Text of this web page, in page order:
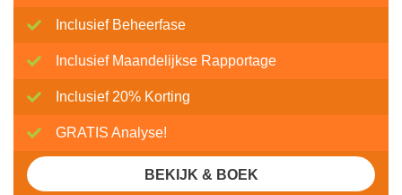
Inclusief Beheerfase
Inclusief Maandelijkse Rapportage
Inclusief 20% Korting
GRATIS Analyse!
BEKIJK & BOEK